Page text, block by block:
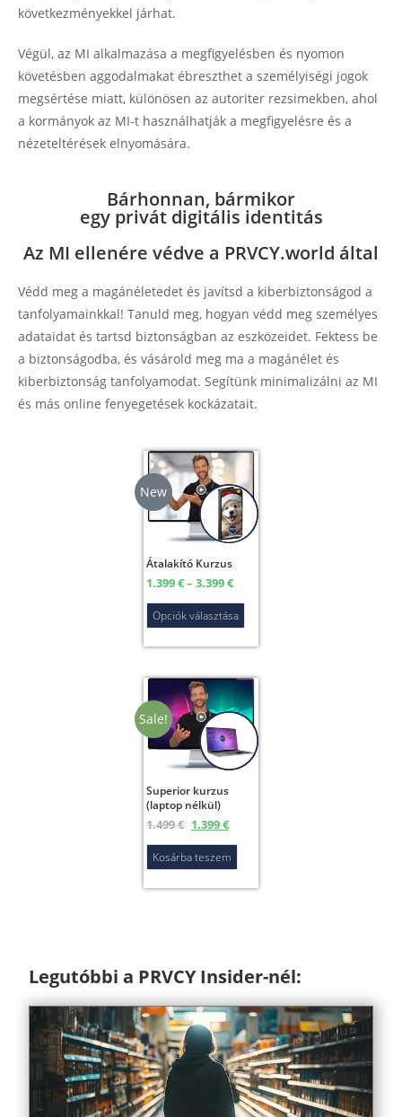
következményekkel járhat.
Végül, az MI alkalmazása a megfigyelésben és nyomon
követésben aggodalmakat ébreszthet a személyiségi jogok
megsértése miatt, különösen az autoriter rezsimekben, ahol
a kormányok az MI-t használhatják a megfigyelésre és a
nézeteltérések elnyomására.
Bárhonnan, bármikor
egy privát digitális identitás
Az MI ellenére védve a PRVCY.world által
Védd meg a magánéletedet és javítsd a kiberbiztonságod a
tanfolyamainkkal! Tanuld meg, hogyan védd meg személyes
adataidat és tartsd biztonságban az eszközeidet. Fektess be
a biztonságodba, és vásárold meg ma a magánélet és
kiberbiztonság tanfolyamodat. Segítünk minimalizálni az MI
és más online fenyegetések kockázatait.
New
Átalakító Kurzus
1.399€– 3.399€
Opciók választása
Sale!
Superior kurzus
(laptop nélkül)
1.499€ 1.399€
Kosárba teszem
Legutóbbi a PRVCY Insider-nél: